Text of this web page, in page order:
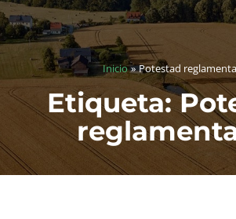
Inicio Potestad
Etiqueta: